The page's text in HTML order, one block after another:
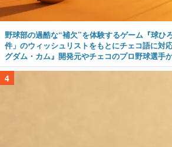
野球部の過酷な“補欠”を体験するゲーム『球ひ
件」のウィッシュリストをもとにチェコ語に対
グダム・カム』開発元やチェコのプロ野球選手
4